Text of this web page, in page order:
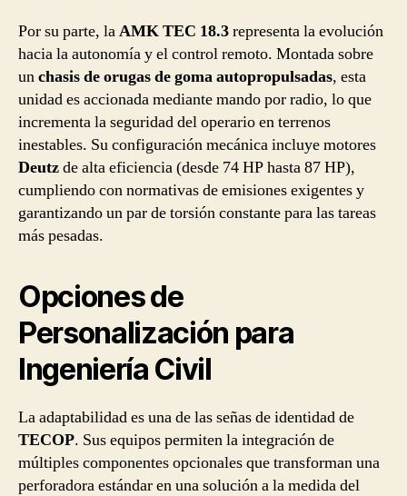
Por su parte, laAMK TEC 18.3representa la evolución
hacia la autonomía y el control remoto. Montada sobre
unchasis de orugas de goma autopropulsadas, esta
unidad es accionada mediante mando por radio, lo que
incrementa la seguridad del operario en terrenos
inestables. Su configuración mecánica incluye motores
Deutzde alta eficiencia (desde 74 HP hasta 87 HP),
cumpliendo con normativas de emisiones exigentes y
garantizando un par de torsión constante para las tareas
más pesadas.
Opciones de
Personalización para
Ingeniería Civil
La adaptabilidad es una de las señas de identidad de
TECOP. Sus equipos permiten la integración de
múltiples componentes opcionales que transforman una
perforadora estándar en una solución a la medida del